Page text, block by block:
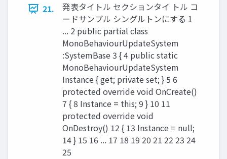
21.
発表タイトル セクションタイ トル コ
ードサンプル シングルトンにする 1
... 2 public partial class
MonoBehaviourUpdateSystem
:SystemBase 3 { 4 public static
MonoBehaviourUpdateSystem
Instance { get; private set; } 5 6
protected override void OnCreate()
7 { 8 Instance = this; 9 } 10 11
protected override void
OnDestroy() 12 { 13 Instance = null;
14 } 15 16 ... 17 18 19 20 21 22 23 24
25